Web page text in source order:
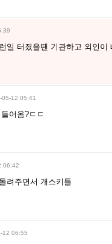
일 터졌을땐 기관하고 외인
05-12 05:41
어옴?ㄷㄷ
06:42
려주면서 개스키들
12 06:55